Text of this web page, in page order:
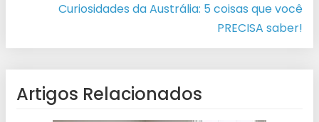
Curiosidades da Austrália: 5 coisas que você
PRECISA saber!
Artigos Relacionados